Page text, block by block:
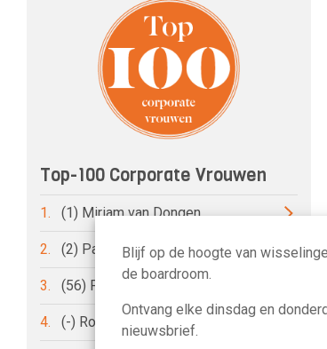
Top-100 Corporate Vrouwen
1. (1) Miriam van Dongen
2. (2) Pauline van der Meer Mohr
3. (56) Petri Hofsté
4. (-) Roelien Ritsema van Eck
Blijf op de hoogte van
de boardroom.
Ontvang elke dinsdag en
nieuwsbrief.